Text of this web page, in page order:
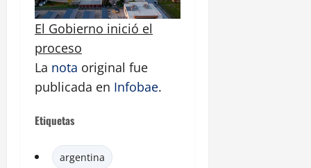
El Gobierno inició el
proceso
La nota original fue
publicada en Infobae.
Etiquetas
argentina